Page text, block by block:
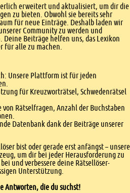
erweitert und aktualisiert, um dir die
zu bieten. Obwohl sie bereits sehr
für neue Einträge. Deshalb laden wir
Community zu werden und
Beiträge helfen uns, das Lexikon
für alle zu machen.
Unsere Plattform ist für jeden
für Kreuzworträtsel, Schwedenrätsel
Rätselfragen, Anzahl der Buchstaben
Datenbank dank der Beiträge unserer
bist oder gerade erst anfängst – unsere
um dir bei jeder Herausforderung zu
und verbessere deine Rätsellöser-
Unterstützung.
Antworten, die du suchst!